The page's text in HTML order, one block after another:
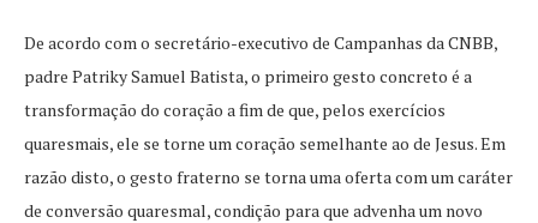
De acordo com o secretário-executivo de Campanhas da CNBB,
padre Patriky Samuel Batista, o primeiro gesto concreto é a
transformação do coração a fim de que, pelos exercícios
quaresmais, ele se torne um coração semelhante ao de Jesus. Em
razão disto, o gesto fraterno se torna uma oferta com um caráter
de conversão quaresmal, condição para que advenha um novo